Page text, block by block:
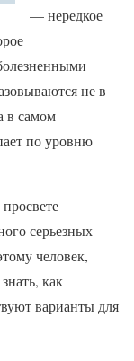
— нередкое
не в
в самом
по уровню
серьезных
человек,
как
варианты для